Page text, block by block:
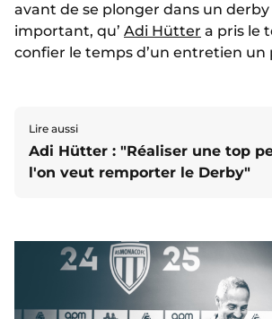
avant de se plonger dans un
important, qu’ Adi Hütter a pris le
confier le temps d’un entretien un
Lire aussi
Adi Hütter : "Réaliser une top
l'on veut remporter le Derby"